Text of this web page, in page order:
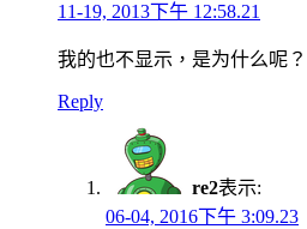
11-19, 2013下午 12:58.21
我的也不显示，是为什么呢？
Reply
re2表示:
06-04, 2016下午 3:09.23